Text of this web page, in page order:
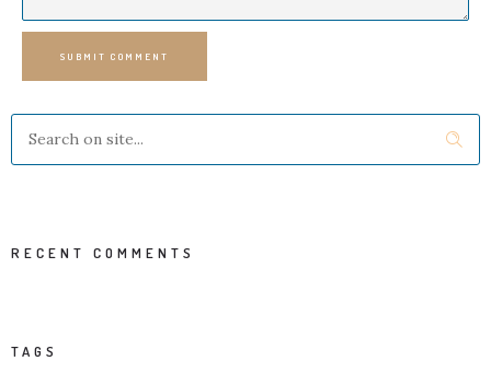
SUBMIT COMMENT
RECENT COMMENTS
TAGS